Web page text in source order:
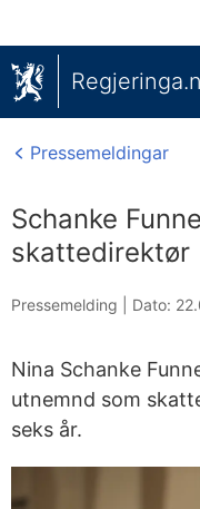
Pressemeldingar
Schanke
skattedirektør
Pressemelding | Dato:
Nina Schanke
utnemnd som
seks år.